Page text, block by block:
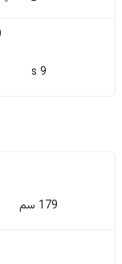
9 s
179 سم